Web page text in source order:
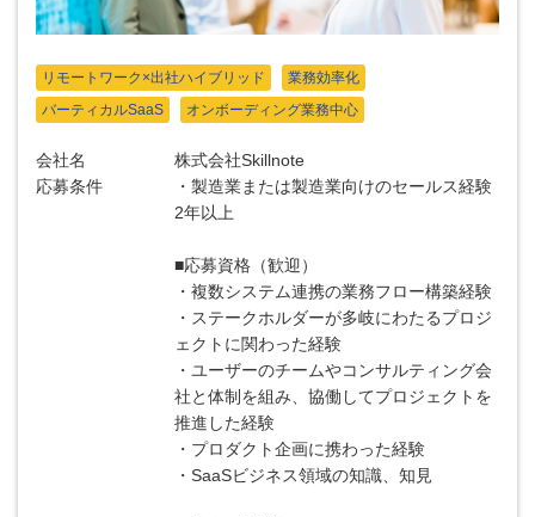
リモートワーク×出社ハイブリッド
業務効率化
バーティカルSaaS
オンボーディング業務中心
会社名
株式会社Skillnote
応募条件
・製造業または製造業向けのセールス経験
2年以上
■応募資格（歓迎）
・複数システム連携の業務フロー構築経験
・ステークホルダーが多岐にわたるプロジ
ェクトに関わった経験
・ユーザーのチームやコンサルティング会
社と体制を組み、協働してプロジェクトを
推進した経験
・プロダクト企画に携わった経験
・SaaSビジネス領域の知識、知見